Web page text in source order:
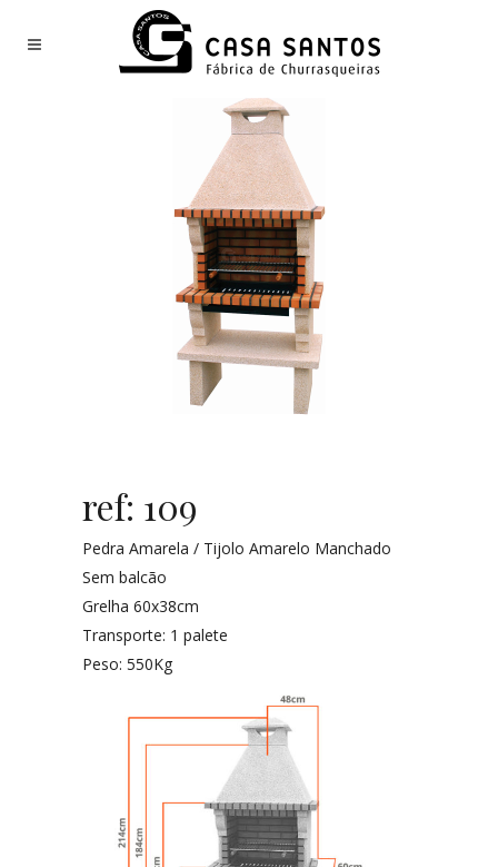
ref: 109
Pedra Amarela / Tijolo Amarelo Manchado
Sem balcão
Grelha 60x38cm
Transporte: 1 palete
Peso: 550Kg